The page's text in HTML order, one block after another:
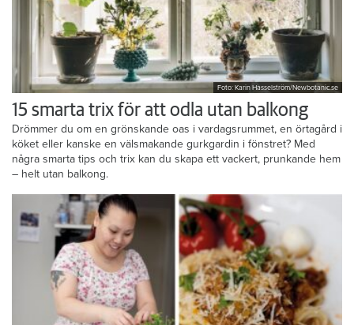
Foto: Karin Hasselström/Newbotanic.se
15 smarta trix för att odla utan balkong
Drömmer du om en grönskande oas i vardagsrummet, en örtagård i
köket eller kanske en välsmakande gurkgardin i fönstret? Med
några smarta tips och trix kan du skapa ett vackert, prunkande hem
– helt utan balkong.